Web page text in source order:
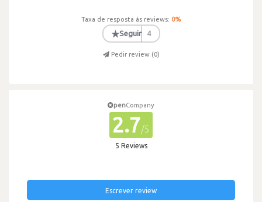
Taxa de resposta às reviews: 0%
★Seguir 4
Pedir review (0)
penCompany
2.7/5
5 Reviews
Escrever review